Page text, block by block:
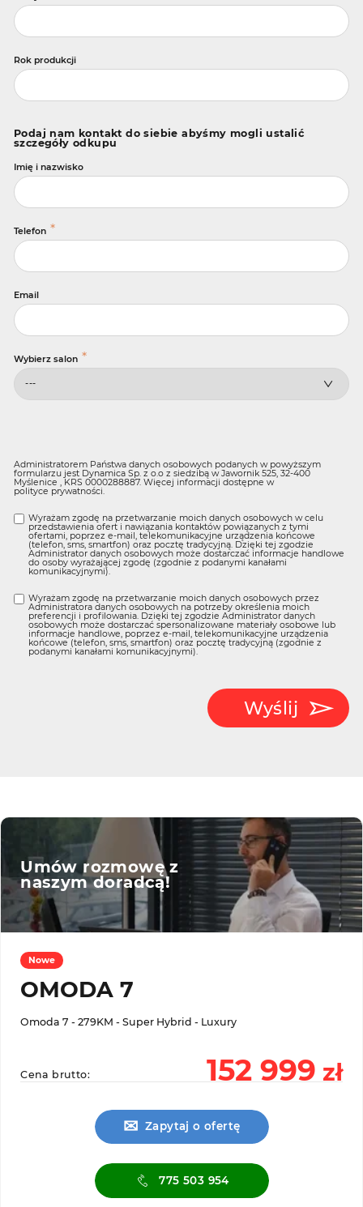
Rok produkcji
Podaj nam kontakt do siebie abyśmy mogli ustalić
szczegóły odkupu
Imię i nazwisko
Telefon *
Email
Wybierz salon *
Administratorem Państwa danych osobowych podanych w powyższym
formularzu jest Dynamica Sp. z o.o z siedzibą w Jawornik 525, 32-400
Myślenice , KRS 0000288887. Więcej informacji dostępne w
polityce prywatności.
Wyrażam zgodę na przetwarzanie moich danych osobowych w celu
przedstawienia ofert i nawiązania kontaktów powiązanych z tymi
ofertami, poprzez e-mail, telekomunikacyjne urządzenia końcowe
(telefon, sms, smartfon) oraz pocztę tradycyjną. Dzięki tej zgodzie
Administrator danych osobowych może dostarczać informacje handlowe
do osoby wyrażającej zgodę (zgodnie z podanymi kanałami
komunikacyjnymi).
Wyrażam zgodę na przetwarzanie moich danych osobowych przez
Administratora danych osobowych na potrzeby określenia moich
preferencji i profilowania. Dzięki tej zgodzie Administrator danych
osobowych może dostarczać spersonalizowane materiały osobowe lub
informacje handlowe, poprzez e-mail, telekomunikacyjne urządzenia
końcowe (telefon, sms, smartfon) oraz pocztę tradycyjną (zgodnie z
podanymi kanałami komunikacyjnymi).
Wyślij
Umów rozmowę z
naszym doradcą!
Nowe
OMODA 7
Omoda 7 - 279KM - Super Hybrid - Luxury
Cena brutto: 152 999 zł
✉ Zapytaj o ofertę
775 503 954